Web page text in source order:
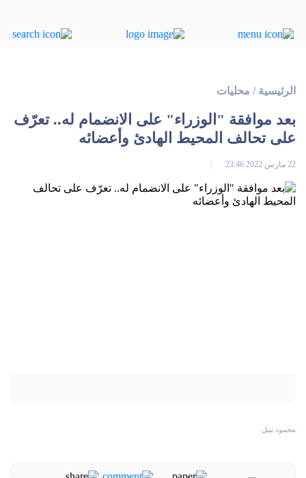
الرئيسية / محليات
بعد موافقة "الوزراء" على الانضمام له.. تعرّف
على تحالف المحيط الهادئ وأعضائه
22 مارس 2022 23:46
محمود نبيل